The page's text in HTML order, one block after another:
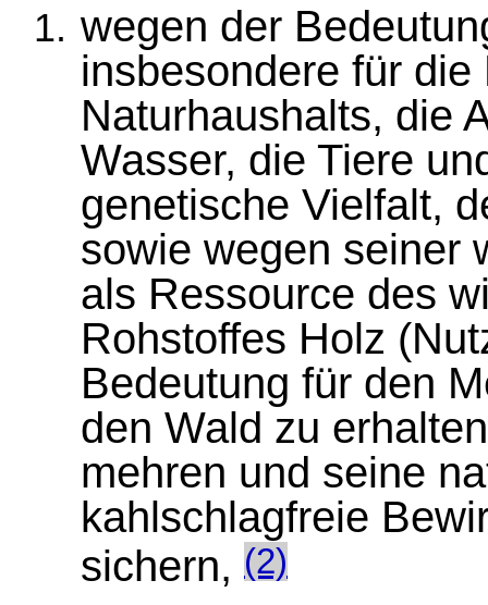
wegen der
insbesondere für
Naturhaushalts, die
Wasser, die Tiere
genetische Vielfalt,
sowie wegen seiner
als Ressource des
Rohstoffes Holz
Bedeutung für den
den Wald zu
mehren und seine
kahlschlagfreie
sichern, (2)